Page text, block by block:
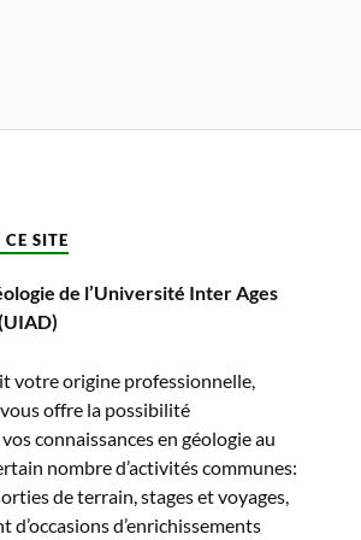
SITE
de l’Université Inter Ages
votre origine professionnelle,
vous offre la possibilité
connaissances en géologie au
nombre d’activités communes:
de terrain, stages et voyages,
d’occasions d’enrichissements